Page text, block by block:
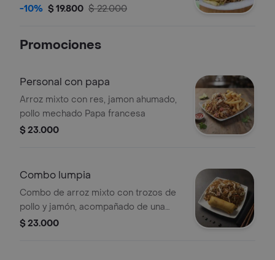
frito
-10% $ 19.800 $ 22.000
Promociones
Personal con papa
Arroz mixto con res, jamon ahumado,
pollo mechado Papa francesa
$ 23.000
Combo lumpia
Combo de arroz mixto con trozos de
pollo y jamón, acompañado de una
lumpia.
$ 23.000